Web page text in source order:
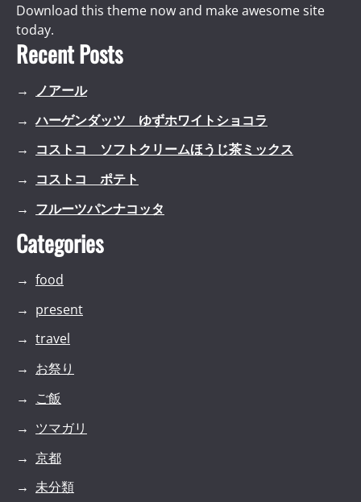
Download this theme now and make awesome site
today.
Recent Posts
ノアール
ハーゲンダッツ ゆずホワイトショコラ
コストコ ソフトクリームほうじ茶ミックス
コストコ ポテト
フルーツパンナコッタ
Categories
food
present
travel
お祭り
ご飯
ツマガリ
京都
未分類